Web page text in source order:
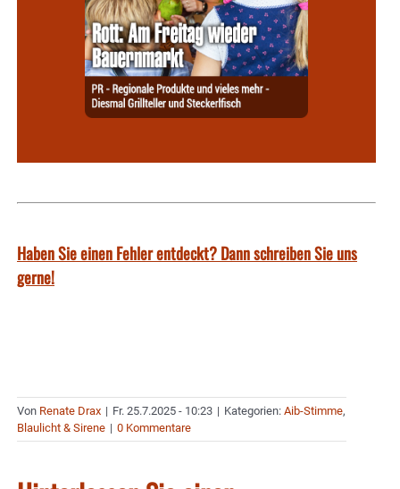
Haben Sie einen Fehler entdeckt? Dann schreiben Sie uns
gerne!
Von Renate Drax | Fr. 25.7.2025 - 10:23 | Kategorien: Aib-Stimme,
Blaulicht & Sirene | 0 Kommentare